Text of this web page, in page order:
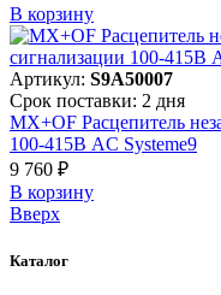
В корзинy
Артикул: S9A50007
Срок поставки: 2 дня
MX+OF Расцепитель
100-415В AC Systeme9
9 760 ₽
В корзинy
Вверх
Каталог